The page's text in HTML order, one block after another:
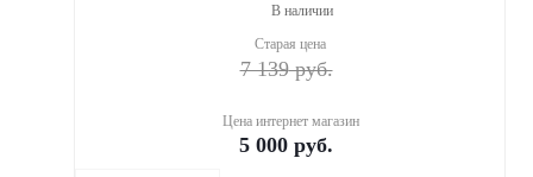
В наличии
Старая цена
7 139руб.
Цена интернет магазин
5 000 руб.